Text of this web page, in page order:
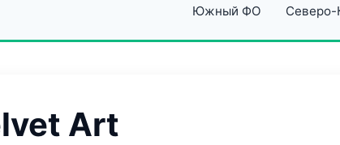
Южный ФО Северо-
Art